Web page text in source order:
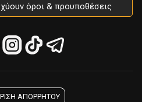
όροι & προυποθέσεις
ΑΠΟΡΡΗΤΟΥ